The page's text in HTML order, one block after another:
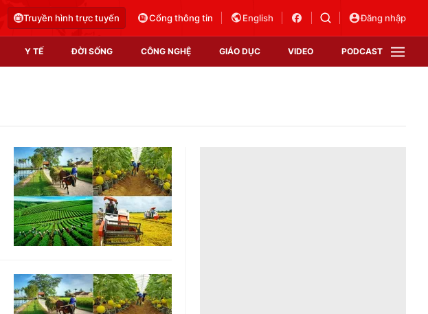
Truyền hình trực tuyến Cổng thông tin English Đăng nhập
Y TẾ ĐỜI SỐNG CÔNG NGHỆ GIÁO DỤC VIDEO PODCAST
Video
Shorts video
Podcast
EMagazine
Photo
Infographic
VTV Sức khoẻ